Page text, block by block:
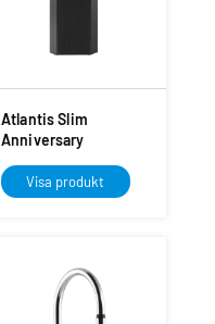
Atlantis Slim
Anniversary
Visa produkt